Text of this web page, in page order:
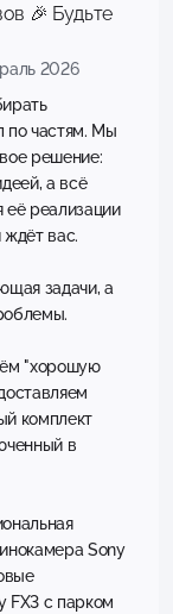
🎉 Будьте
2026
по частям. Мы
решение:
а всё
её реализации
вас.
задачи, а
"хорошую
комплект
в
Sony
FX3 с парком